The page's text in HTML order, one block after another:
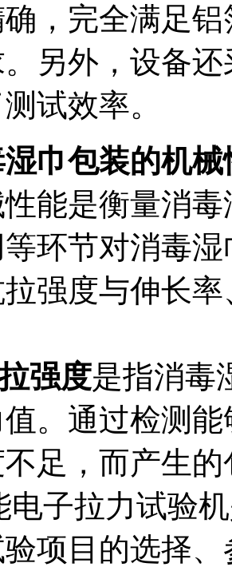
，完全满足
另外，设备
试效率。
巾包装的机械
能是衡量消
环节对消毒
强度与伸长
强度是指消毒
。通过检测
足，而产生
电子拉力试验
项目的选择